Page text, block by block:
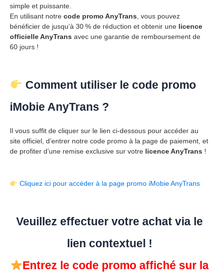
simple et puissante.
En utilisant notre code promo AnyTrans , vous pouvez
bénéficier de jusqu’à 30 % de réduction et obtenir une licence
officielle AnyTrans avec une garantie de remboursement de
60 jours !
Comment utiliser le code promo
iMobie AnyTrans ?
Il vous suffit de cliquer sur le lien ci-dessous pour accéder au
site officiel, d’entrer notre code promo à la page de paiement, et
de profiter d’une remise exclusive sur votre licence AnyTrans !
Cliquez ici pour accéder à la page promo iMobie AnyTrans
Veuillez effectuer votre achat via le
lien contextuel !
Entrez le code promo affiché sur la